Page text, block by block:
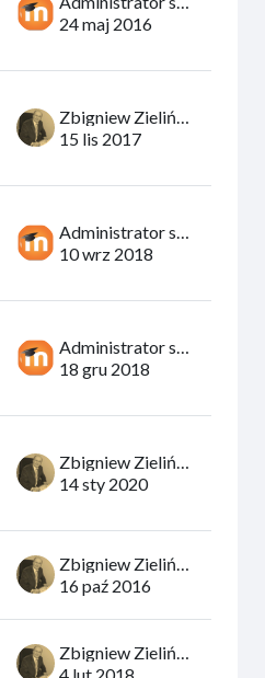
24 maj 2016
15 lis 2017
10 wrz 2018
18 gru 2018
14 sty 2020
16 paź 2016
4 lut 2018